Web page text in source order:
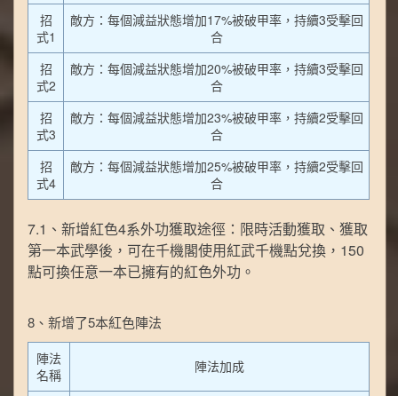
招
式1
敵方：每個減益狀態增加17%被破甲率，持續3受擊回
合
招
式2
敵方：每個減益狀態增加20%被破甲率，持續3受擊回
合
招
式3
敵方：每個減益狀態增加23%被破甲率，持續2受擊回
合
招
式4
敵方：每個減益狀態增加25%被破甲率，持續2受擊回
合
7.1、新增紅色4系外功獲取途徑：限時活動獲取、獲取
第一本武學後，可在千機閣使用紅武千機點兌換，150
點可換任意一本已擁有的紅色外功。
8、新增了5本紅色陣法
陣法
名稱
陣法加成